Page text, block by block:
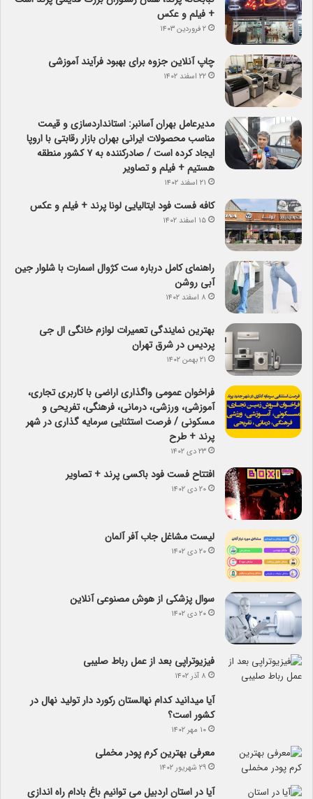
+ فیلم و عکس
۲ فروردین ۱۴۰۳
چاپ آنلاین جزوه برای بهبود فرآیند آموزشی
۲۲ اسفند ۱۴۰۲
مدیرعامل بهران آسانبر: استانداردسازی و قیمت
مناسب محصولات ایرانی بهران بازار رقابتی با اروپا
ایجاد کرده است / صادرکننده به ۷ کشور منطقه
هستیم + فیلم و تصاویر
۲۱ اسفند ۱۴۰۲
کافه فست فود ایتالیایی لونا پرند + فیلم و عکس
۱۵ اسفند ۱۴۰۲
راهنمای کامل درباره ست کژوال اسمارت با شلوار جین
آبی روشن
۸ اسفند ۱۴۰۲
بهترین نمایندگی تعمیرات لوازم خانگی ال جی
پردیس در شرق تهران
۲۱ بهمن ۱۴۰۲
فراخوان عمومی واگذاری اراضی با کاربری تجاری،
آموزشی، ورزشی، درمانی، فرهنگی، تفریحی و
مسکونی / فرصت استثنایی سرمایه گذاری در شهر
پرند + طرح
۲۳ دی ۱۴۰۲
افتتاح فست فود باکسی پرند + تصاویر
۲۰ دی ۱۴۰۲
لیست مشاغل جاب آفر آلمان
۲۰ دی ۱۴۰۲
سوال پزشکی از هوش مصنوعی آنلاین
۲۰ دی ۱۴۰۲
فیزیوتراپی بعد از عمل رباط صلیبی
۸ آذر ۱۴۰۲
آیا می­دانید کدام نهالستان رکورد دار تولید نهال­ در
کشور است؟
۱۰ مهر ۱۴۰۲
معرفی بهترین کرم پودر مخملی
۲۹ شهریور ۱۴۰۲
آیا در استان اردبیل می توانیم باغ بادام راه اندازی